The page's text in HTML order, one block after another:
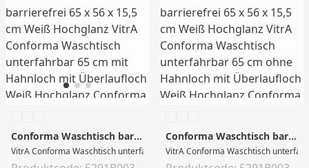
Conforma Waschtisch barrierefrei 65 x 56 x 15,5 cm Weiß Hochglanz
VitrA Conforma Waschtisch unterfahrbar 65 cm mit Hahnloch mit
Conforma Waschtisch barrierefrei 65 x 56 x 15,5 cm Weiß Hochglanz
VitrA Conforma Waschtisch